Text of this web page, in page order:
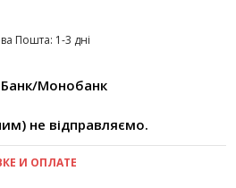
Пошта: 1-3 дні
Монобанк
не відправляємо.
И ОПЛАТЕ